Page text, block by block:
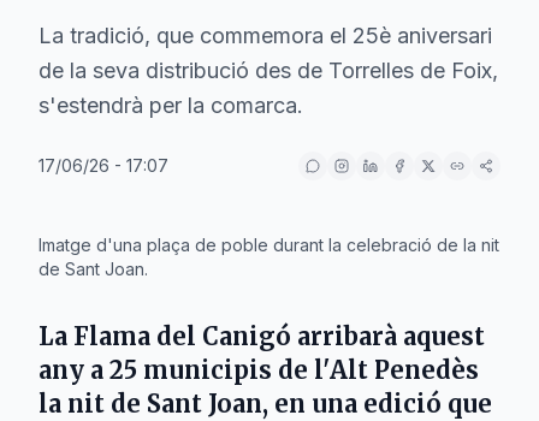
La tradició, que commemora el 25è aniversari
de la seva distribució des de Torrelles de Foix,
s'estendrà per la comarca.
17/06/26 - 17:07
Imatge d'una plaça de poble durant la celebració de la nit
de Sant Joan.
La Flama del Canigó arribarà aquest
any a 25 municipis de l'Alt Penedès
la nit de Sant Joan, en una edició que